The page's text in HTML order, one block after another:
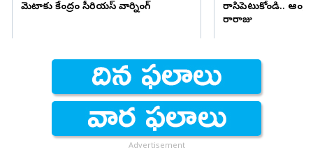
మెటాకు కేంద్రం సీరియస్ వార్నింగ్
రాసిపెట్టుకోండి..
రారాజు
Advertisement